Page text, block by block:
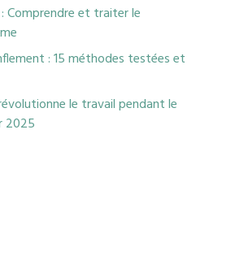
Comprendre et traiter le
: 15 méthodes testées et
le travail pendant le
2025